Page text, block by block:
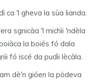
ca 'l gheva la sùa lianda.
sgnicàa 'l michìi 'ndèla
la boiés fó dala
fó iscé da pudìi lècàla.
dè'n gióen la pödeva